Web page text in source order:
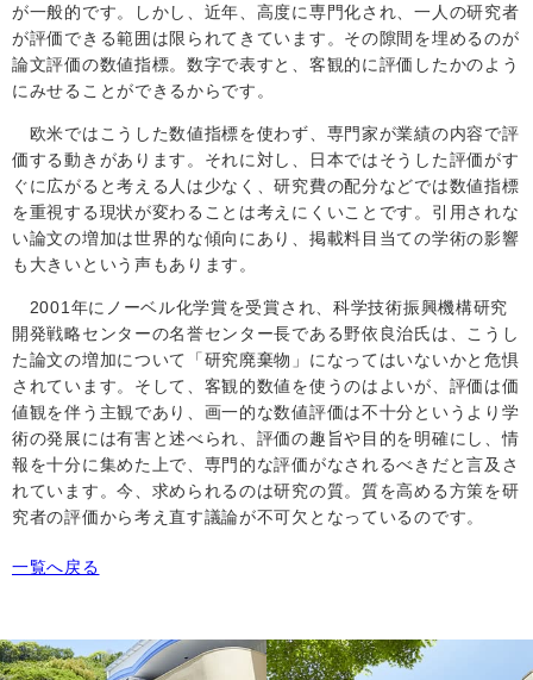
が一般的です。しかし、近年、高度に専門化され、一人の研究者
が評価できる範囲は限られてきています。その隙間を埋めるのが
論文評価の数値指標。数字で表すと、客観的に評価したかのよう
にみせることができるからです。
欧米ではこうした数値指標を使わず、専門家が業績の内容で評
価する動きがあります。それに対し、日本ではそうした評価がす
ぐに広がると考える人は少なく、研究費の配分などでは数値指標
を重視する現状が変わることは考えにくいことです。引用されな
い論文の増加は世界的な傾向にあり、掲載料目当ての学術の影響
も大きいという声もあります。
2001 年にノーベル化学賞を受賞され、科学技術振興機構研究
開発戦略センターの名誉センター長である野依良治氏は、こうし
た論文の増加について「研究廃棄物」になってはいないかと危惧
されています。そして、客観的数値を使うのはよいが、評価は価
値観を伴う主観であり、画一的な数値評価は不十分というより学
術の発展には有害と述べられ、評価の趣旨や目的を明確にし、情
報を十分に集めた上で、専門的な評価がなされるべきだと言及さ
れています。今、求められるのは研究の質。質を高める方策を研
究者の評価から考え直す議論が不可欠となっているのです。
一覧へ戻る